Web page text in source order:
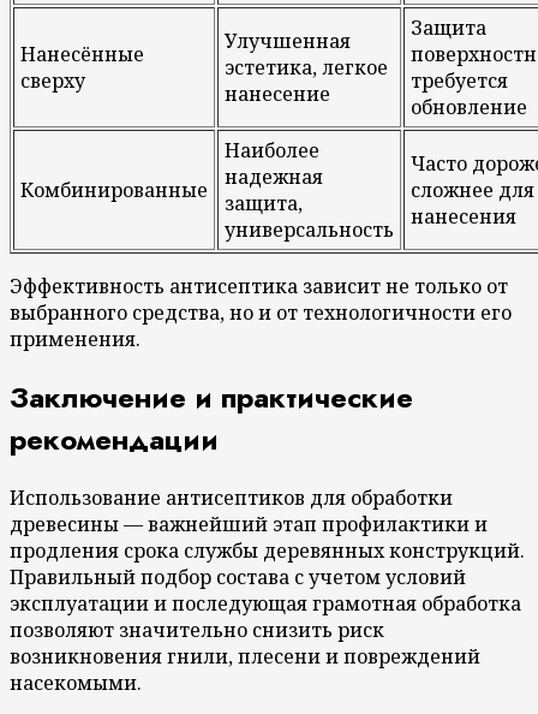
Нанесённые
сверху
Улучшенная
эстетика, легкое
нанесение
Защита
требуется
обновление
Комбинированные
Наиболее
надежная
защита,
универсальность
Часто
сложнее для
нанесения
Эффективность антисептика зависит не только от
выбранного средства, но и от технологичности его
применения.
Заключение и практические
рекомендации
Использование антисептиков для обработки
древесины — важнейший этап профилактики и
продления срока службы деревянных конструкций.
Правильный подбор состава с учетом условий
эксплуатации и последующая грамотная обработка
позволяют значительно снизить риск
возникновения гнили, плесени и повреждений
насекомыми.